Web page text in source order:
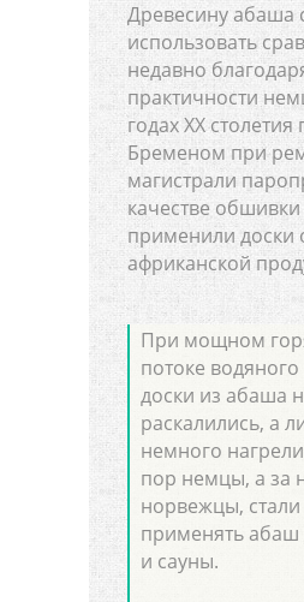
Древесину абаша
использовать
недавно
практичности
годах ХХ столетия
Бременом при
магистрали
качестве обшивки
применили доски
африканской
При мощном
потоке
доски из абаша
раскалились, а
немного
пор немцы, а за
норвежцы, стали
применять абаш
и сауны.